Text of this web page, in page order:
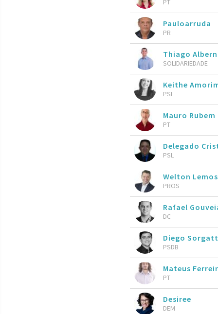
Pauloarruda
PR
Thiago
SOLIDARIEDADE
Keithe
PSL
Mauro Rubem
PT
Delegado
PSL
Welton Lemos
PROS
Rafael
DC
Diego
PSDB
Mateus
PT
Desiree
DEM